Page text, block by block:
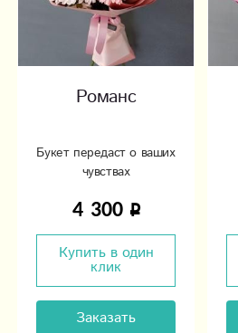
Романс
Букет передаст о ваших
чувствах
4 300
Купить в один
клик
Заказать